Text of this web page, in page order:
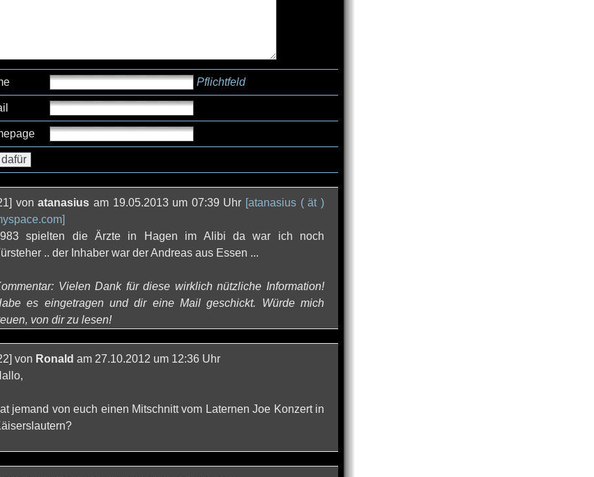
Pflichtfeld
vonatanasius am 19.05.2013 um 07:39 Uhr [atanasius ( ät )
spielten die Ärzte in Hagen im Alibi da war ich noch
.. der Inhaber war der Andreas aus Essen ...
Vielen Dank für diese wirklich nützliche Information!
es eingetragen und dir eine Mail geschickt. Würde mich
von dir zu lesen!
von Ronald am 27.10.2012 um 12:36 Uhr
jemand von euch einen Mitschnitt vom Laternen Joe Konzert in